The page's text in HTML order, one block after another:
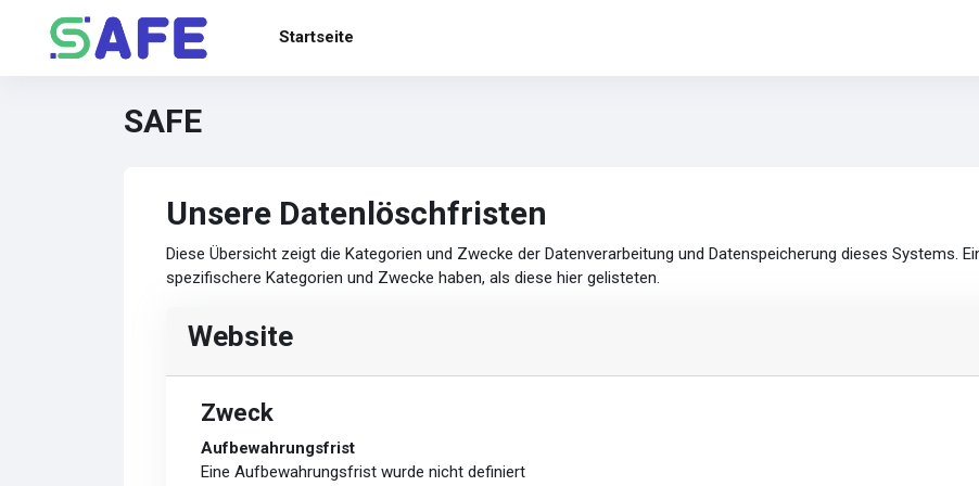
Startseite
SAFE
Unsere Datenlöschfristen
Diese Übersicht zeigt die Kategorien und Zwecke der Datenverarbeitung und Datenspeicherung dieses Systems.
spezifischere Kategorien und Zwecke haben, als diese hier gelisteten.
Website
Zweck
Aufbewahrungsfrist
Eine Aufbewahrungsfrist wurde nicht definiert